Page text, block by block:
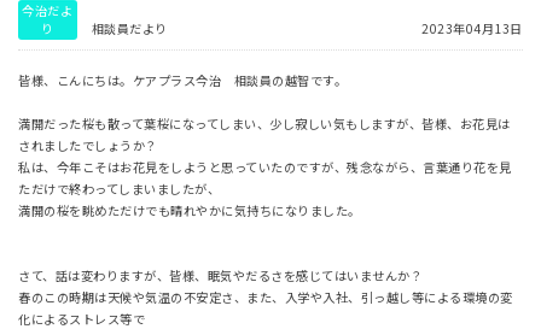
実践報告
リクルート
お問い合わせ
今治だよ
り
相談員だより 2023年04月13日
皆様、こんにちは。ケアプラス今治 相談員の越智です。
満開だった桜も散って葉桜になってしまい、少し寂しい気もしますが、皆様、お花見は
されましたでしょうか？
私は、今年こそはお花見をしようと思っていたのですが、残念ながら、言葉通り花を見
ただけで終わってしまいましたが、
満開の桜を眺めただけでも晴れやかに気持ちになりました。
さて、話は変わりますが、皆様、眠気やだるさを感じてはいませんか？
春のこの時期は天候や気温の不安定さ、また、入学や入社、引っ越し等による環境の変
化によるストレス等で